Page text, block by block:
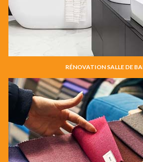
RÉNOVATION SALLE DE